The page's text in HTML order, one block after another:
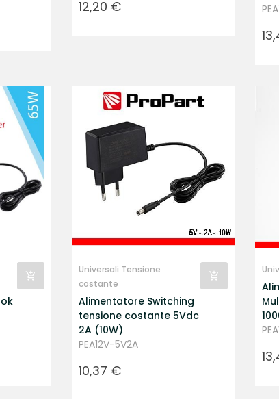
12,20 €
Universali Tensione
costante
Alimentatore Switching
tensione costante 5Vdc
2A (10W)
PEA12V-5V2A
Prezzo
10,37 €